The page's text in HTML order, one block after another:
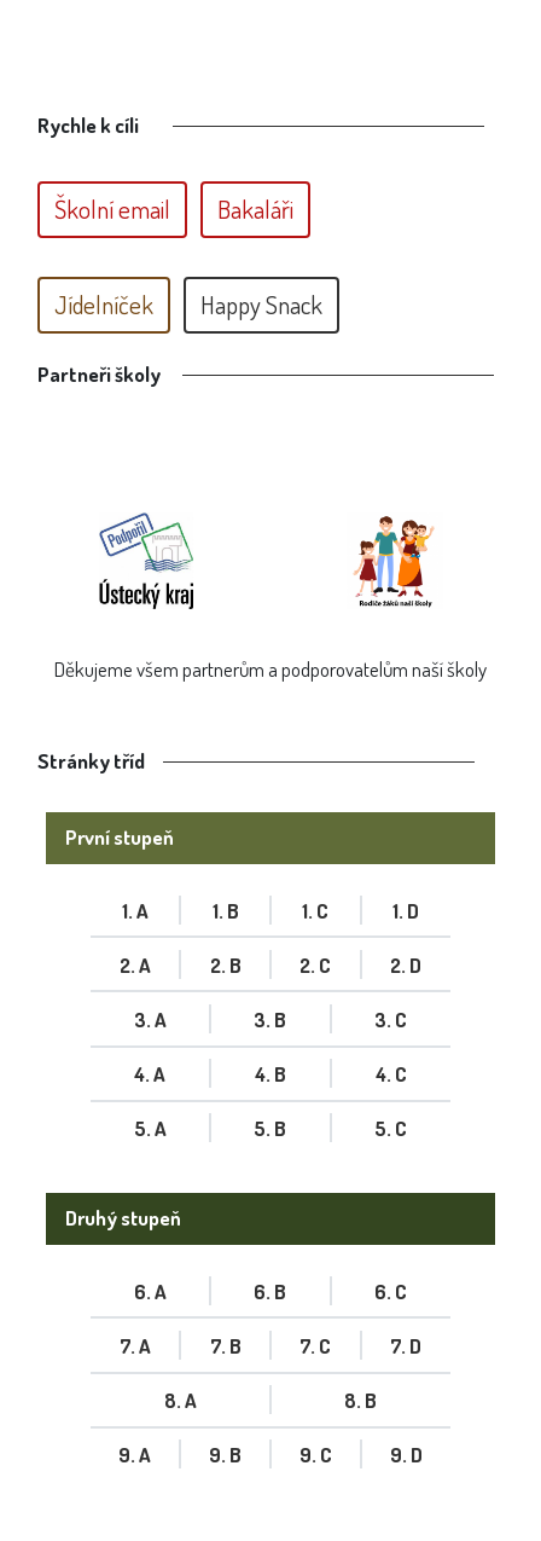
Rychle k cíli
Školní email Bakaláři
Jídelníček Happy Snack
Partneři školy
Děkujeme všem partnerům a podporovatelům naší školy
Stránky tříd
První stupeň
1. A 1. B 1. C 1. D
2. A 2. B 2. C 2. D
3. A 3. B 3. C
4. A 4. B 4. C
5. A 5. B 5. C
Druhý stupeň
6. A 6. B 6. C
7. A 7. B 7. C 7. D
8. A 8. B
9. A 9. B 9. C 9. D